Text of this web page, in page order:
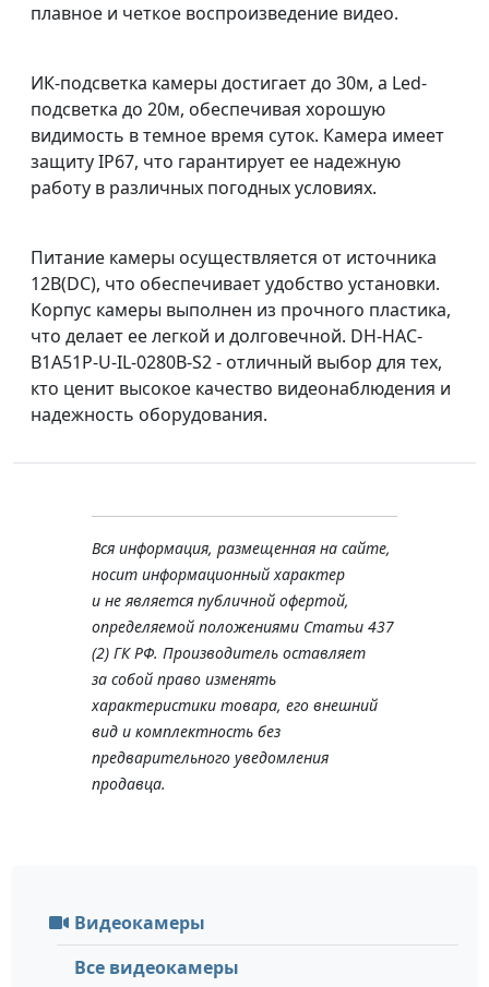
плавное и четкое воспроизведение видео.
ИК-подсветка камеры достигает до 30м, а Led-
подсветка до 20м, обеспечивая хорошую
видимость в темное время суток. Камера имеет
защиту IP67, что гарантирует ее надежную
работу в различных погодных условиях.
Питание камеры осуществляется от источника
12В(DC), что обеспечивает удобство установки.
Корпус камеры выполнен из прочного пластика,
что делает ее легкой и долговечной. DH-HAC-
B1A51P-U-IL-0280B-S2 - отличный выбор для тех,
кто ценит высокое качество видеонаблюдения и
надежность оборудования.
Вся информация, размещенная на сайте,
носит информационный характер
и не является публичной офертой,
определяемой положениями Статьи 437
(2) ГК РФ. Производитель оставляет
за собой право изменять
характеристики товара, его внешний
вид и комплектность без
предварительного уведомления
продавца.
Видеокамеры
Все видеокамеры